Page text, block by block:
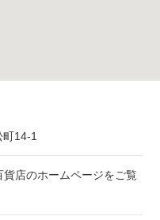
14-1
店のホームページをご覧